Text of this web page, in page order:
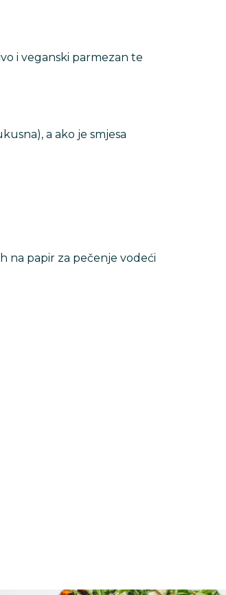
i veganski parmezan te
a ako je smjesa
na papir za pečenje vodeći